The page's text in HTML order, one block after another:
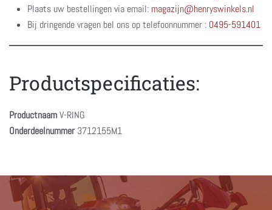
Plaats uw bestellingen via email: magazijn@henryswinkels.nl
Bij dringende vragen bel ons op telefoonnummer : 0495-591401
Productspecificaties:
ProductnaamV-RING
Onderdeelnummer 3712155M1